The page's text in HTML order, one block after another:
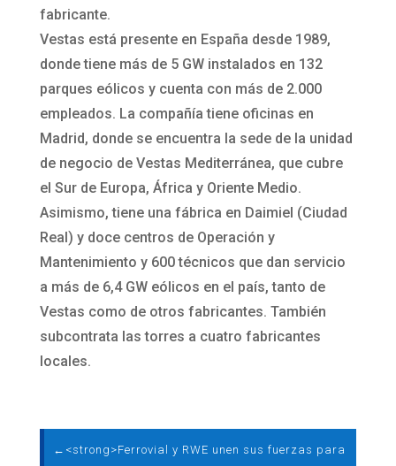
fabricante.
Vestas está presente en España desde 1989,
donde tiene más de 5 GW instalados en 132
parques eólicos y cuenta con más de 2.000
empleados. La compañía tiene oficinas en
Madrid, donde se encuentra la sede de la unidad
de negocio de Vestas Mediterránea, que cubre
el Sur de Europa, África y Oriente Medio.
Asimismo, tiene una fábrica en Daimiel (Ciudad
Real) y doce centros de Operación y
Mantenimiento y 600 técnicos que dan servicio
a más de 6,4 GW eólicos en el país, tanto de
Vestas como de otros fabricantes. También
subcontrata las torres a cuatro fabricantes
locales.
← <strong>Ferrovial y RWE unen sus fuerzas para